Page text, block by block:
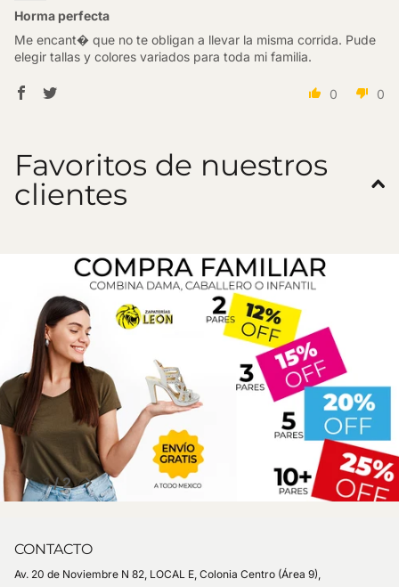
Horma perfecta
Me encant� que no te obligan a llevar la misma corrida. Pude
elegir tallas y colores variados para toda mi familia.
0 0
Favoritos de nuestros
clientes
1 / 2
CONTACTO
Av. 20 de Noviembre N 82, LOCAL E, Colonia Centro (Área 9),